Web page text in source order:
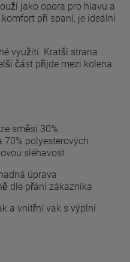
jako opora pro hlavu a
při spaní, je ideální
využití. Kratší strana
část přijde mezi kolena.
směsi 30%
polyesterových
sléhavost
úprava
dle přání zákazníka
a vnitřní vak s výplní